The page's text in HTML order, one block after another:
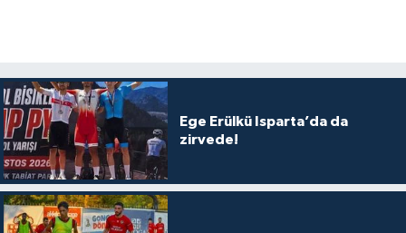
Ege Erülkü Isparta’da da
zirvede!